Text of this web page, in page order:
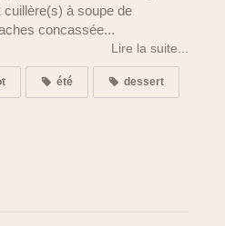
à soupe de
concassée...
Lire la suite...
été dessert